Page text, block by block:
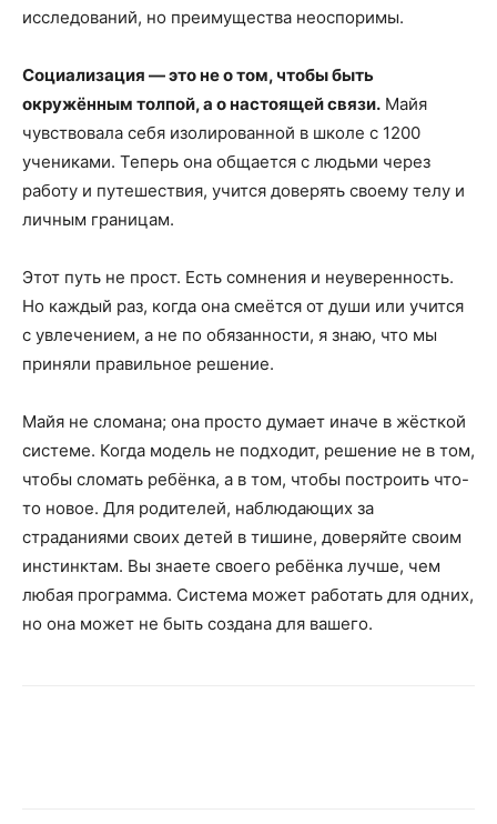
исследований, но преимущества неоспоримы.
Социализация — это не о том, чтобы быть
окружённым толпой, а о настоящей связи. Майя
чувствовала себя изолированной в школе с 1200
учениками. Теперь она общается с людьми через
работу и путешествия, учится доверять своему телу и
личным границам.
Этот путь не прост. Есть сомнения и неуверенность.
Но каждый раз, когда она смеётся от души или учится
с увлечением, а не по обязанности, я знаю, что мы
приняли правильное решение.
Майя не сломана; она просто думает иначе в жёсткой
системе. Когда модель не подходит, решение не в том,
чтобы сломать ребёнка, а в том, чтобы построить что-
то новое. Для родителей, наблюдающих за
страданиями своих детей в тишине, доверяйте своим
инстинктам. Вы знаете своего ребёнка лучше, чем
любая программа. Система может работать для одних,
но она может не быть создана для вашего.